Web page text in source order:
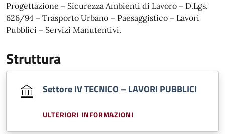
Progettazione – Sicurezza Ambienti di Lavoro – D.Lgs.
626/94 – Trasporto Urbano – Paesaggistico – Lavori
Pubblici – Servizi Manutentivi.
Struttura
Settore IV TECNICO – LAVORI PUBBLICI
ULTERIORI INFORMAZIONI